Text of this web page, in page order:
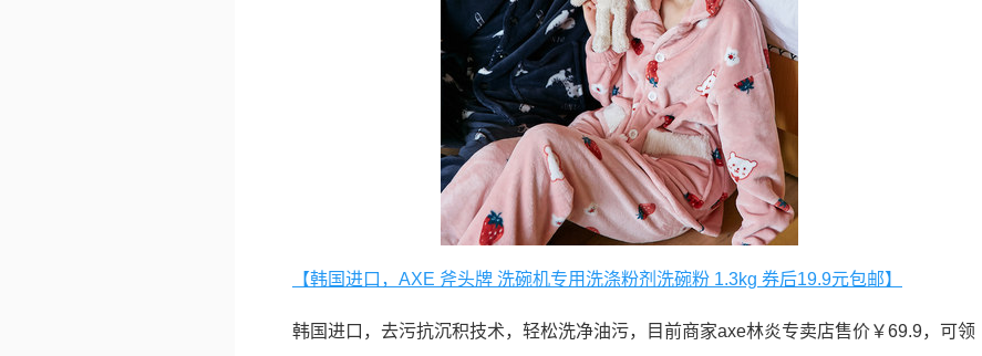
【韩国进口，AXE 斧头牌 洗碗机专用洗涤粉剂洗碗粉 1.3kg 券后19.9元包邮】
韩国进口，去污抗沉积技术，轻松洗净油污，目前商家axe林炎专卖店售价￥69.9，可领